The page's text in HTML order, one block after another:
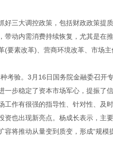
三大调控政策，包括财政政策提
带动内需消费持续恢复，尤其是在
(要素改革)、营商环境改革、市场
验。3月16日国务院金融委召开
一步稳定了资本市场军心，提振了
工作有很强的指导性、针对性、及
也出现新亮点。杨成长表示，主
容将推动从量变到质变，形成“规